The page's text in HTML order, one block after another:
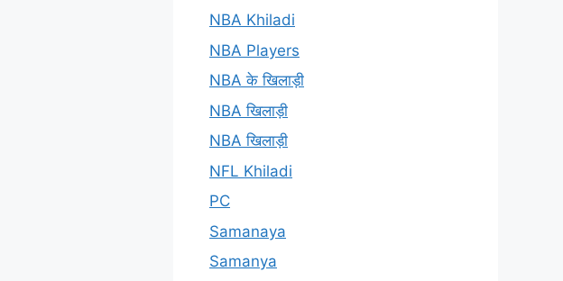
NBA Khiladi
NBA Players
NBA के खिलाड़ी
NBA खिलाड़ी
NBA खिलाड़ी
NFL Khiladi
PC
Samanaya
Samanya